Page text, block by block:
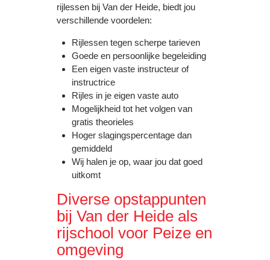
rijlessen bij Van der Heide, biedt jou
verschillende voordelen:
Rijlessen tegen scherpe tarieven
Goede en persoonlijke begeleiding
Een eigen vaste instructeur of
instructrice
Rijles in je eigen vaste auto
Mogelijkheid tot het volgen van
gratis theorieles
Hoger slagingspercentage dan
gemiddeld
Wij halen je op, waar jou dat goed
uitkomt
Diverse opstappunten
bij Van der Heide als
rijschool voor Peize en
omgeving